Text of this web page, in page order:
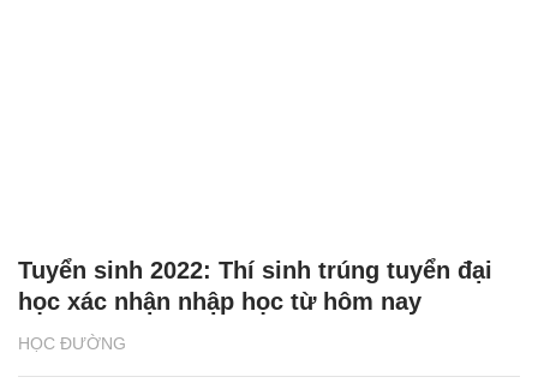
HỌC ĐƯỜNG
Tuyển sinh 2022: Thí sinh trúng tuyển đại
học xác nhận nhập học từ hôm nay